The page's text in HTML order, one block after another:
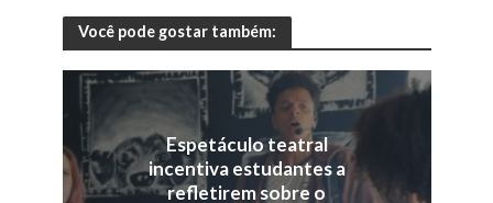
Você pode gostar também:
Espetáculo teatral
incentiva estudantes a
refletirem sobre o